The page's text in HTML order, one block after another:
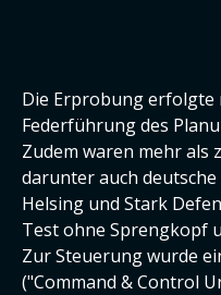
Die Erprobung erfolgte
Federführung des
Zudem waren mehr als
darunter auch
Helsing und Stark
Test ohne Sprengkopf
Zur Steuerung wurde
("Command & Control